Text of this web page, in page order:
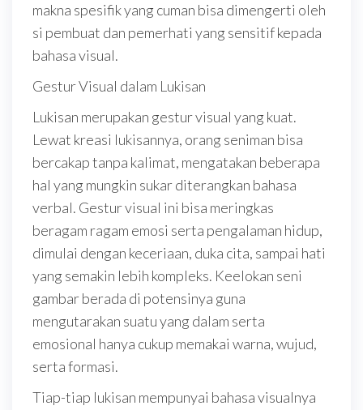
makna spesifik yang cuman bisa dimengerti oleh
si pembuat dan pemerhati yang sensitif kepada
bahasa visual.
Gestur Visual dalam Lukisan
Lukisan merupakan gestur visual yang kuat.
Lewat kreasi lukisannya, orang seniman bisa
bercakap tanpa kalimat, mengatakan beberapa
hal yang mungkin sukar diterangkan bahasa
verbal. Gestur visual ini bisa meringkas
beragam ragam emosi serta pengalaman hidup,
dimulai dengan keceriaan, duka cita, sampai hati
yang semakin lebih kompleks. Keelokan seni
gambar berada di potensinya guna
mengutarakan suatu yang dalam serta
emosional hanya cukup memakai warna, wujud,
serta formasi.
Tiap-tiap lukisan mempunyai bahasa visualnya